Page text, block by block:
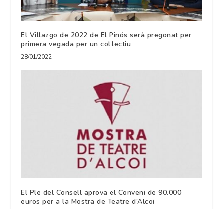
El Villazgo de 2022 de El Pinós serà pregonat per
primera vegada per un col·lectiu
28/01/2022
El Ple del Consell aprova el Conveni de 90.000
euros per a la Mostra de Teatre d’Alcoi